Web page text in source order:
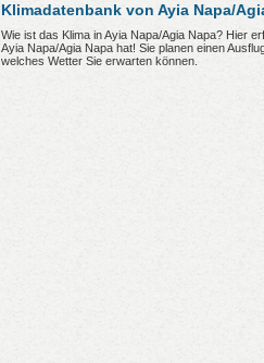
Klimadatenbank von Ayia Napa/
Wie ist das Klima in Ayia Napa/Agia Napa? Hier
Ayia Napa/Agia Napa hat! Sie planen einen
welches Wetter Sie erwarten können.